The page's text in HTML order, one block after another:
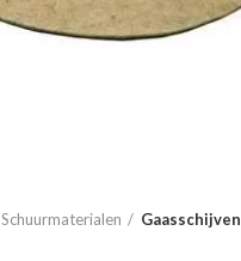
Schuurmaterialen Gaasschijven